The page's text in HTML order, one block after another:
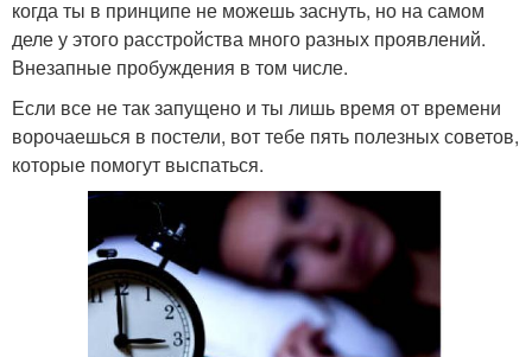
когда ты в принципе не можешь заснуть, но на самом
деле у этого расстройства много разных проявлений.
Внезапные пробуждения в том числе.
Если все не так запущено и ты лишь время от времени
ворочаешься в постели, вот тебе пять полезных советов,
которые помогут выспаться.